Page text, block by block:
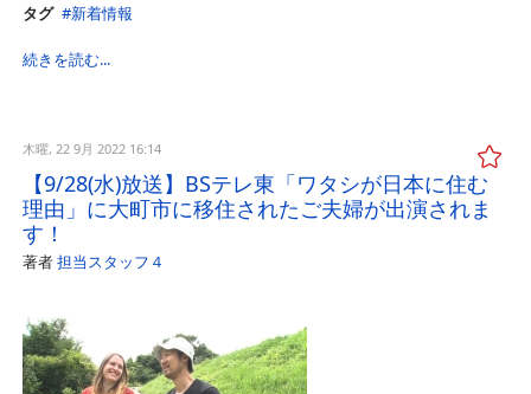
タグ
新着情報
続きを読む...
木曜, 22 9月 2022 16:14
【9/28(水)放送】BSテレ東「ワタシが日本に住む
理由」に大町市に移住されたご夫婦が出演されま
す！
著者担当スタッフ４